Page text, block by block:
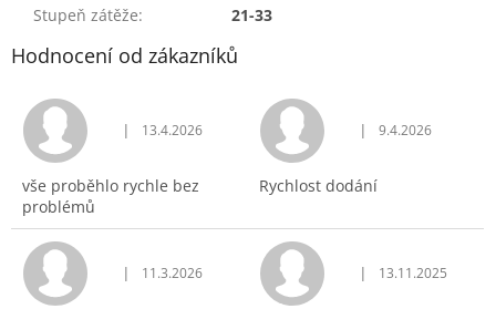
Stupeň zátěže: 21-33
Hodnocení od zákazníků
Hodnocení obchodu je 5 z 5 hvězdiček.
| 13.4.2026
vše proběhlo rychle bez
problémů
Hodnocení
| 9.4.2026
Rychlost dodání
Hodnocení obchodu je 5 z 5 hvězdiček.
| 11.3.2026 Hodnocení
| 13.11.2025